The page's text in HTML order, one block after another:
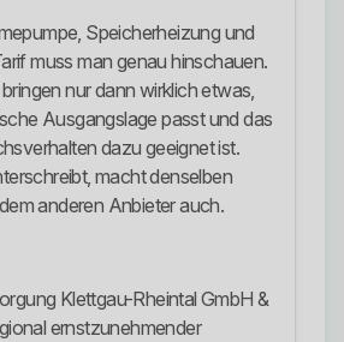
Speicherheizung und
muss man genau hinschauen.
nur dann wirklich etwas,
Ausgangslage passt und das
dazu geeignet ist.
macht denselben
anderen Anbieter auch.
Klettgau-Rheintal GmbH &
ernstzunehmender